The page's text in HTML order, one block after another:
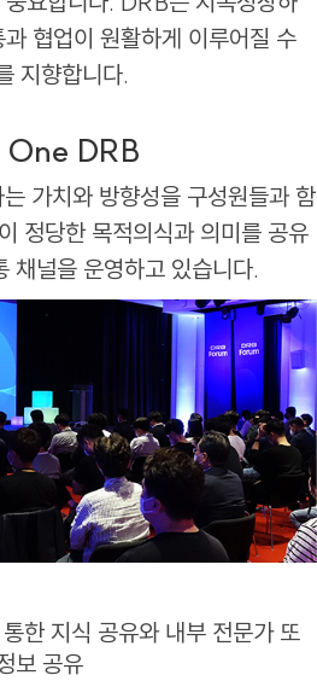
협업이 원활하게 이루어질 수
지향합니다.
DRB
가치와 방향성을 구성원들과 함
정당한 목적의식과 의미를 공유
채널을 운영하고 있습니다.
한 지식 공유와 내부 전문가 또
보 공유